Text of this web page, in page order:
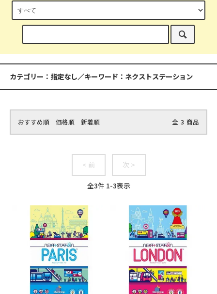
カテゴリー：指定なし／キーワード：ネクストステーション
おすすめ順 価格順 新着順 全 3 商品
< 前 次 >
全3件 1-3表示